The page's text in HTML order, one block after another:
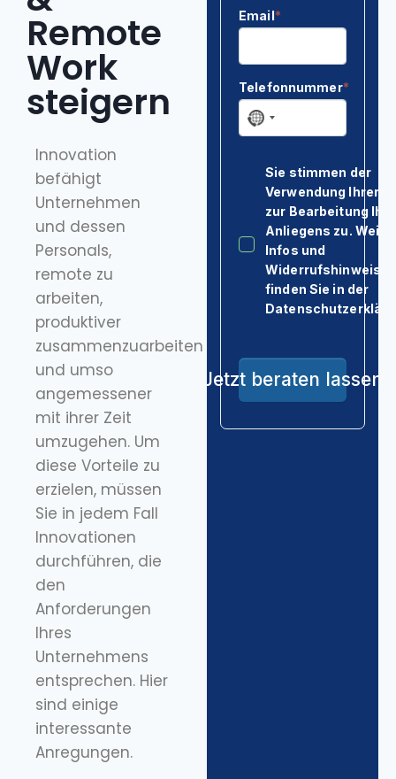
Remote
Work
steigern
Innovation
befähigt
Unternehmen
und dessen
Personals,
remote zu
arbeiten,
produktiver
zusammenzuarbeiten
und umso
angemessener
mit ihrer Zeit
umzugehen. Um
diese Vorteile zu
erzielen, müssen
Sie in jedem Fall
Innovationen
durchführen, die
den
Anforderungen
Ihres
Unternehmens
entsprechen. Hier
sind einige
interessante
Anregungen.